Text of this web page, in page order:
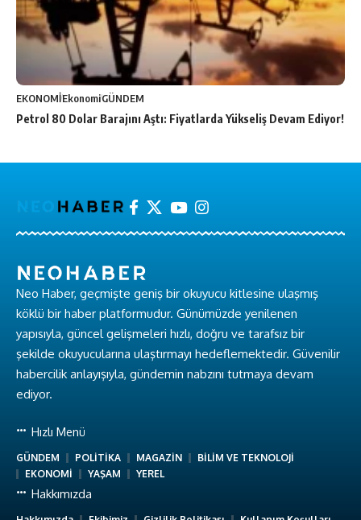
EKONOMİEkonomiGÜNDEM
Petrol 80 Dolar Barajını Aştı: Fiyatlarda Yükseliş Devam Ediyor!
Neo Haber, geçmişte geniş bir okuyucu kitlesine ulaşmış
köklü bir haber platformudur. Günümüzde yenilenen
yapısıyla, güncel gelişmeleri hızlı, doğru ve tarafsız bir
şekilde okuyucularına ulaştırmayı hedeflemektedir. Güvenilir
habercilik anlayışıyla, gündemin nabzını tutmaya devam
ediyor.
Hızlı Menü
GÜNDEM POLİTİKA MAGAZİN
BİLİM VE TEKNOLOJİ
EKONOMİ
YAŞAM YEREL
Hakkımızda